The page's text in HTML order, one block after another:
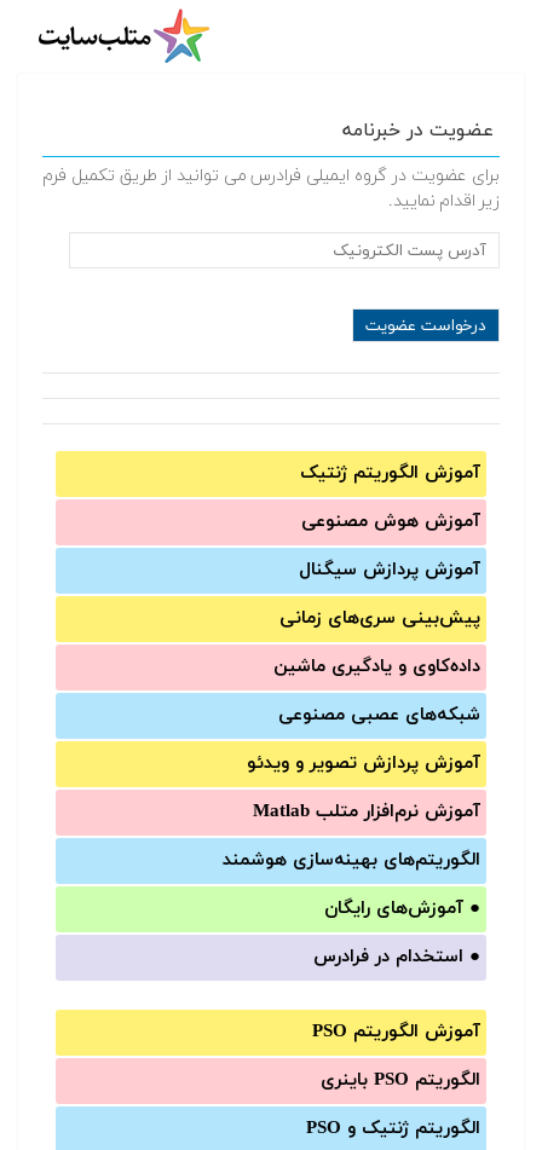
عضویت در خبرنامه
برای عضویت در گروه ایمیلی فرادرس می توانید از طریق تکمیل فرم
زیر اقدام نمایید.
آموزش الگوریتم ژنتیک
آموزش‌ هوش مصنوعی
آموزش‌ پردازش سیگنال
پیش‌‌بینی سری‌‌های زمانی
داده‌کاوی و یادگیری ماشین
شبکه‌های عصبی مصنوعی
آموزش‌ پردازش تصویر و ویدئو
آموزش‌ نرم‌افزار متلب Matlab
الگوریتم‌های بهینه‌سازی هوشمند
● آموزش‌های رایگان
● استخدام در فرادرس
آموزش الگوریتم PSO
الگوریتم PSO باینری
الگوریتم ژنتیک و PSO